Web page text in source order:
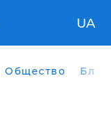
UA
Общество